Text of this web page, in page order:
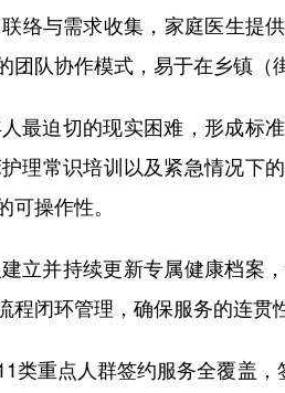
络与需求收集，家庭医生提
队协作模式，易于在乡镇（
迫切的现实困难，形成标
理常识培训以及紧急情况下
操作性。
并持续更新专属健康档案
闭环管理，确保服务的连贯
重点人群签约服务全覆盖，